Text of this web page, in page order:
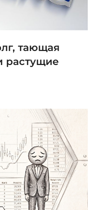
тающая
растущие